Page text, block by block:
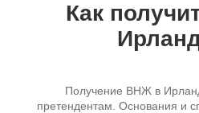
Как
Получение ВНЖ в
претендентам. Основания и